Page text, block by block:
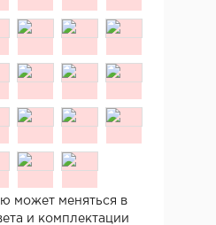
может меняться в
и комплектации